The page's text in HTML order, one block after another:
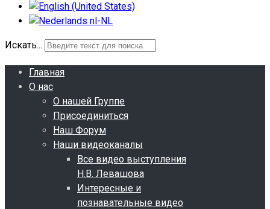
Искать...
Главная
О нас
О нашей Группе
Присоединиться
Наш Форум
Наши видеоканалы
Все видео выступления
Н.В. Левашова
Интересные и
познавательные видео